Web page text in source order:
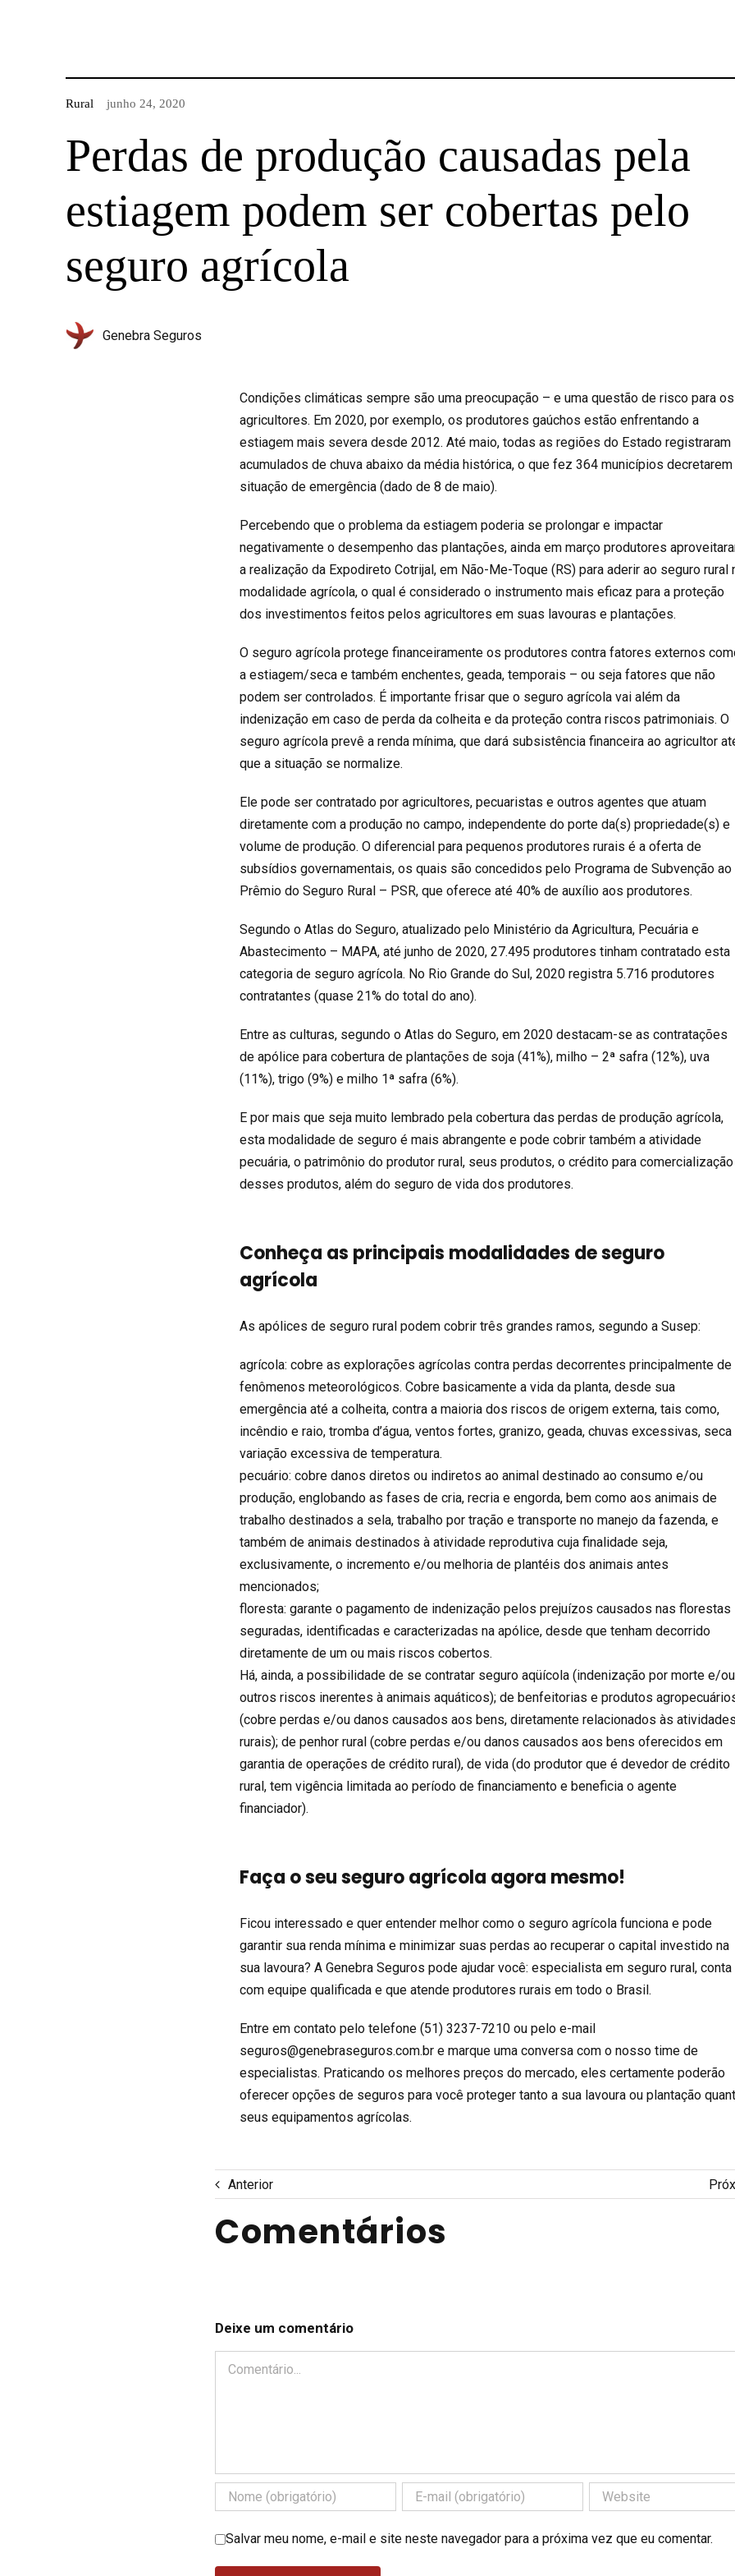
Rural junho 24, 2020
Perdas de produção causadas pela
estiagem podem ser cobertas pelo
seguro agrícola
Genebra Seguros
Condições climáticas sempre são uma preocupação – e uma questão de risco para os
agricultores. Em 2020, por exemplo, osprodutores gaúchos estão enfrentando a
estiagem mais severa desde 2012. Até maio, todas as regiões do Estado registraram
acumulados de chuva abaixo da média histórica, o que fez 364 municípios decretarem
situação de emergência (dado de 8 de maio).
Percebendo que o problema da estiagem poderia se prolongar e impactar
negativamente o desempenho das plantações, ainda em março produtores
a realização da Expodireto Cotrijal, em Não-Me-Toque (RS) para aderir ao seguro rural
modalidade agrícola, o qual é considerado o instrumento mais eficaz para a proteção
dos investimentos feitos pelos agricultores em suas lavouras e plantações.
O seguro agrícolaprotege financeiramente os produtores contra fatores externos
a estiagem/seca e também enchentes, geada, temporais – ou seja fatores que não
podem ser controlados. É importante frisar que o seguro agrícola vai além da
indenização em caso de perda da colheita e da proteção contra riscos patrimoniais. O
seguro agrícola prevê a renda mínima, que dará subsistência financeira ao agricultor
que a situação se normalize.
Elepode ser contratado por agricultores, pecuaristas e outros agentes que atuam
diretamente com a produção no campo, independente do porte da(s) propriedade(s) e
volume de produção. O diferencial para pequenos produtores rurais é a oferta de
subsídios governamentais, os quais são concedidos pelo Programa de Subvenção ao
Prêmio do Seguro Rural – PSR, que oferece até 40% de auxílio aos produtores.
Segundo oAtlas do Seguro, atualizado pelo Ministério da Agricultura, Pecuária e
Abastecimento – MAPA, até junho de 2020, 27.495 produtores tinham contratado esta
categoria de seguro agrícola. No Rio Grande do Sul, 2020 registra 5.716 produtores
contratantes (quase 21% do total do ano).
Entre as culturas, segundo o Atlas do Seguro, em 2020 destacam-se as contratações
de apólice para cobertura de plantações de soja (41%), milho – 2ª safra (12%), uva
(11%), trigo (9%) e milho 1ª safra (6%).
E por mais que seja muito lembrado pela cobertura das perdas de produção agrícola,
esta modalidade de seguro é mais abrangente e pode cobrir também a atividade
pecuária, o patrimônio do produtor rural, seus produtos, o crédito para comercialização
desses produtos, além do seguro de vida dos produtores.
Conheça as principais modalidades de seguro
agrícola
As apólices de seguro rural podem cobrir três grandes ramos, segundo aSusep:
agrícola: cobre as explorações agrícolas contra perdas decorrentes principalmente de
fenômenos meteorológicos. Cobre basicamente a vida da planta, desde sua
emergência até a colheita, contra a maioria dos riscos de origem externa, tais como,
incêndio e raio, tromba d’água, ventos fortes, granizo, geada, chuvas excessivas, seca
variação excessiva de temperatura.
pecuário: cobre danos diretos ou indiretos ao animal destinado ao consumo e/ou
produção, englobando as fases de cria, recria e engorda, bem como aos animais de
trabalho destinados a sela, trabalho por tração e transporte no manejo da fazenda, e
também de animais destinados à atividade reprodutiva cuja finalidade seja,
exclusivamente, o incremento e/ou melhoria de plantéis dos animais antes
mencionados;
floresta: garante o pagamento de indenização pelos prejuízos causados nas florestas
seguradas, identificadas e caracterizadas na apólice, desde que tenham decorrido
diretamente de um ou mais riscos cobertos.
Há, ainda, a possibilidade de se contratar seguro aqüícola (indenização por morte e/ou
outros riscos inerentes à animais aquáticos); de benfeitorias e produtos
(cobre perdas e/ou danos causados aos bens, diretamente relacionados às atividades
rurais); de penhor rural (cobre perdas e/ou danos causados aos bens oferecidos em
garantia de operações de crédito rural), de vida (do produtor que é devedor de crédito
rural, tem vigência limitada ao período de financiamento e beneficia o agente
financiador).
Faça o seu seguro agrícola agora mesmo!
Ficou interessado e quer entender melhor como o seguro agrícola funciona e pode
garantir sua renda mínima e minimizar suas perdas ao recuperar o capital investido na
sua lavoura? A Genebra Seguros pode ajudar você: especialista em seguro rural, conta
com equipe qualificada e que atende produtores rurais em todo o Brasil.
Entre em contato pelo telefone (51) 3237-7210 ou pelo e-mail
seguros@genebraseguros.com.br e marque uma conversa com o nosso time de
especialistas. Praticando os melhores preços do mercado, eles certamente poderão
oferecer opções de seguros para você proteger tanto a sua lavoura ou plantação
seus equipamentos agrícolas.
Anterior
Comentários
Deixe um comentário
Comentário
Salvar meu nome, e-mail e site neste navegador para a próxima vez que eu comentar.